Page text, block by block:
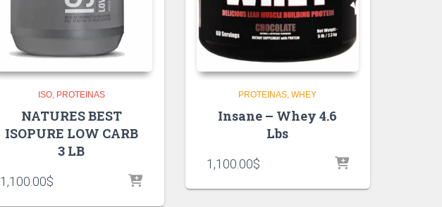
ISO PROTEINAS
NATURES BEST
ISOPURE LOW CARB
3 LB
1,100.00$
PROTEINAS WHEY
Insane – Whey 4.6
Lbs
1,100.00$